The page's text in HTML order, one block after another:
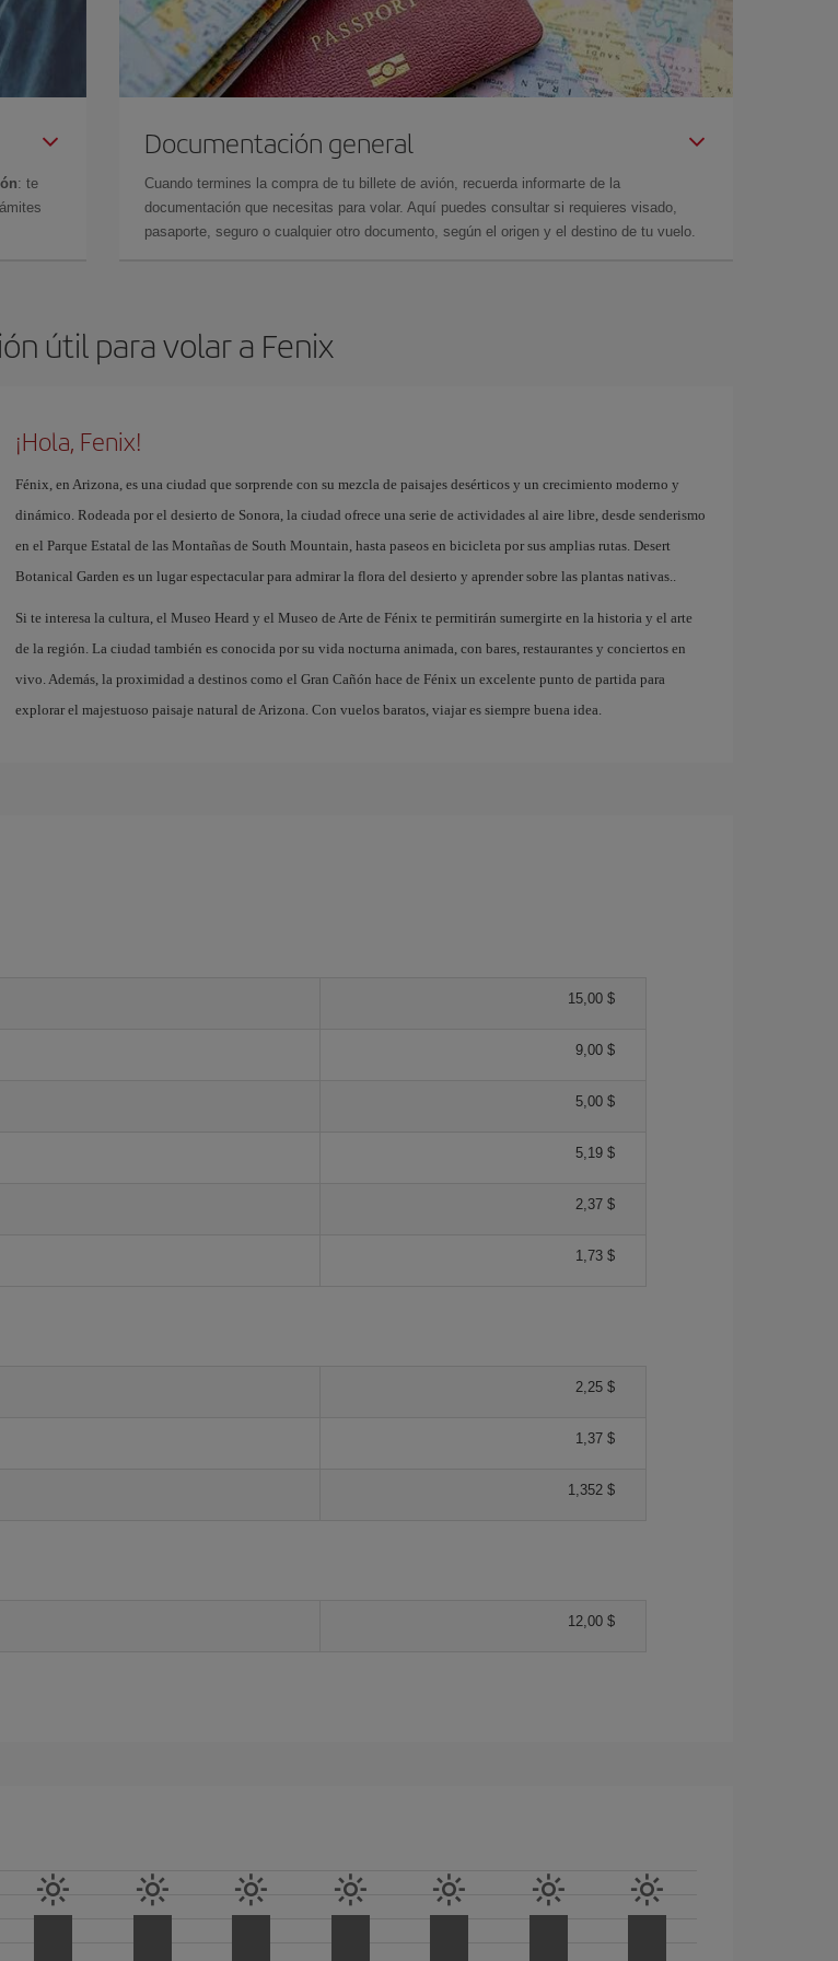
: te
Documentación general
Cuando termines la compra de tu billete de avión, recuerda informarte de la
documentación que necesitas para volar. Aquí puedes consultar si requieres visado,
pasaporte, seguro o cualquier otro documento, según el origen y el destino de tu vuelo.
útil para volar a Fenix
¡Hola, Fenix!
Fénix, en Arizona, es una ciudad que sorprende con su mezcla de paisajes desérticos y un crecimiento moderno y
dinámico. Rodeada por el desierto de Sonora, la ciudad ofrece una serie de actividades al aire libre, desde senderismo
en el Parque Estatal de las Montañas de South Mountain, hasta paseos en bicicleta por sus amplias rutas. Desert
Botanical Garden es un lugar espectacular para admirar la flora del desierto y aprender sobre las plantas nativas..
Si te interesa la cultura, el Museo Heard y el Museo de Arte de Fénix te permitirán sumergirte en la historia y el arte
de la región. La ciudad también es conocida por su vida nocturna animada, con bares, restaurantes y conciertos en
vivo. Además, la proximidad a destinos como el Gran Cañón hace de Fénix un excelente punto de partida para
explorar el majestuoso paisaje natural de Arizona. Con vuelos baratos, viajar es siempre buena idea.
15,00 $
9,00 $
5,00 $
5,19 $
2,37 $
1,73 $
2,25 $
1,37 $
1,352 $
12,00 $